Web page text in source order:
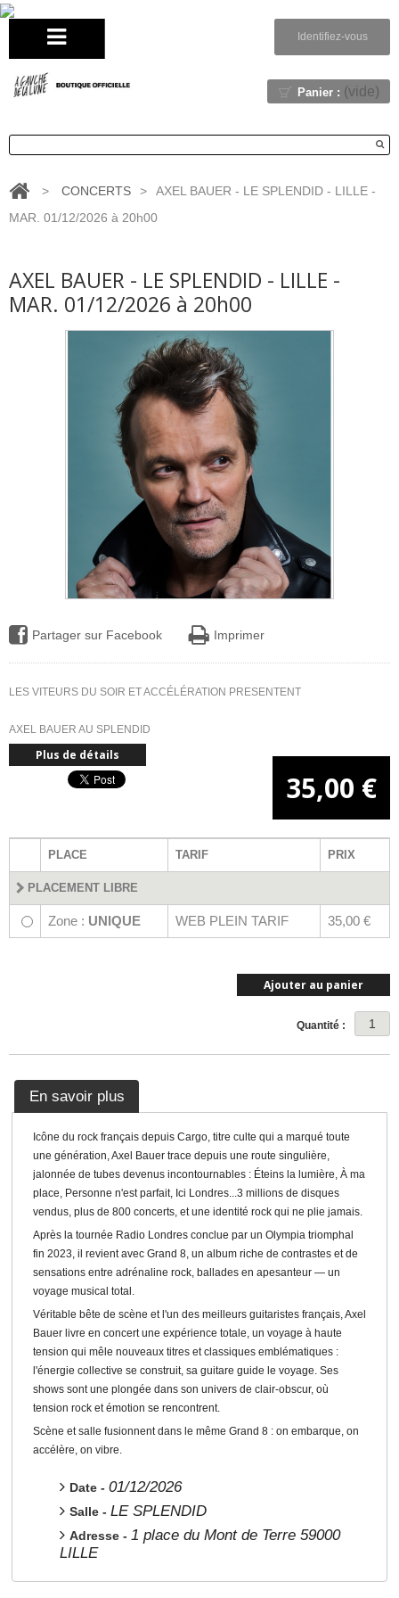
Identifiez-vous
Panier : (vide)
> CONCERTS >
AXEL BAUER - LE SPLENDID - LILLE -
MAR. 01/12/2026 à 20h00
AXEL BAUER - LE SPLENDID - LILLE -
MAR. 01/12/2026 à 20h00
Partager sur Facebook Imprimer
LES VITEURS DU SOIR ET ACCÉLÉRATION PRESENTENT
AXEL BAUER AU SPLENDID
Plus de détails
35,00 €
PLACE TARIF PRIX
PLACEMENT LIBRE
Zone : UNIQUE WEB PLEIN TARIF 35,00 €
Ajouter au panier
Quantité :
En savoir plus
Icône du rock français depuis Cargo, titre culte qui a marqué toute
une génération, Axel Bauer trace depuis une route singulière,
jalonnée de tubes devenus incontournables : Éteins la lumière, À ma
place, Personne n'est parfait, Ici Londres...3 millions de disques
vendus, plus de 800 concerts, et une identité rock qui ne plie jamais.
Après la tournée Radio Londres conclue par un Olympia triomphal
fin 2023, il revient avec Grand 8, un album riche de contrastes et de
sensations entre adrénaline rock, ballades en apesanteur — un
voyage musical total.
Véritable bête de scène et l'un des meilleurs guitaristes français, Axel
Bauer livre en concert une expérience totale, un voyage à haute
tension qui mêle nouveaux titres et classiques emblématiques :
l'énergie collective se construit, sa guitare guide le voyage. Ses
shows sont une plongée dans son univers de clair-obscur, où
tension rock et émotion se rencontrent.
Scène et salle fusionnent dans le même Grand 8 : on embarque, on
accélère, on vibre.
Date - 01/12/2026
Salle - LE SPLENDID
Adresse - 1 place du Mont de Terre 59000
LILLE